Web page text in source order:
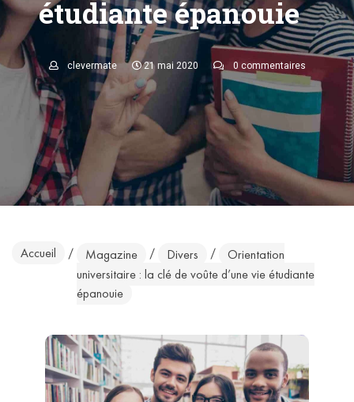
étudiante épanouie
clevermate 21 mai 2020 0 commentaires
Accueil / Magazine / Divers /
Orientation
universitaire : la clé de voûte d’une vie étudiante
épanouie